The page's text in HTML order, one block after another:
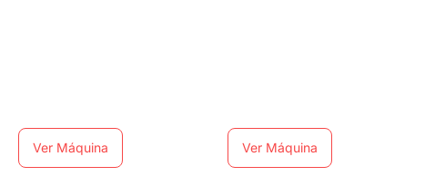
Ver Máquina Ver Máquina